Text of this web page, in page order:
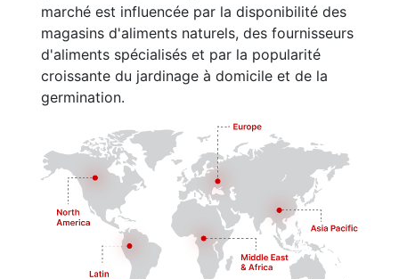
marché est influencée par la disponibilité des
magasins d'aliments naturels, des fournisseurs
d'aliments spécialisés et par la popularité
croissante du jardinage à domicile et de la
germination.